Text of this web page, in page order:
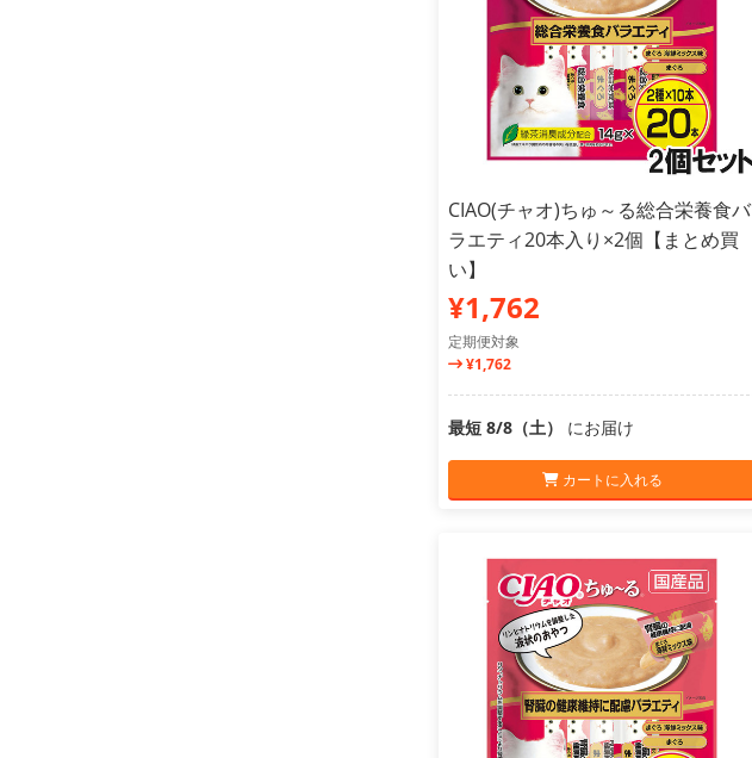
CIAO(チャオ)ちゅ～る総合栄養食バ
ラエティ20本入り×2個【まとめ買
い】
¥1,762
定期便対象
¥1,762
最短 8/8（土） にお届け
カートに入れる